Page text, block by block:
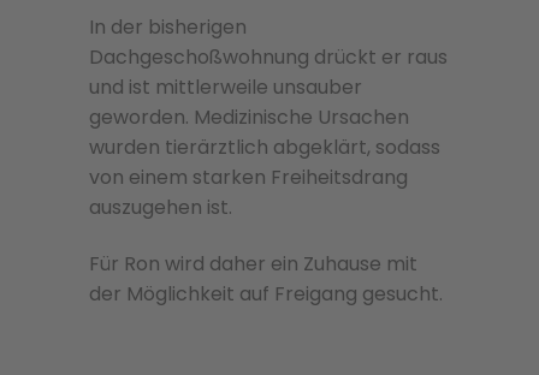
In der bisherigen
Dachgeschoßwohnung drückt er raus
und ist mittlerweile unsauber
geworden. Medizinische Ursachen
wurden tierärztlich abgeklärt, sodass
von einem starken Freiheitsdrang
auszugehen ist.
Für Ron wird daher ein Zuhause mit
der Möglichkeit auf Freigang gesucht.